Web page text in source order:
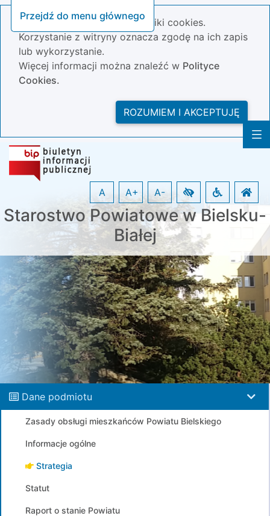
Przejdź do menu głównego
Nasza strona wykorzystuje pliki cookies.
Korzystanie z witryny oznacza zgodę na ich zapis
lub wykorzystanie.
Więcej informacji można znaleźć w Polityce
Cookies.
ROZUMIEM I AKCEPTUJĘ
Starostwo Powiatowe w Bielsku-
Białej
A A+ A-
Dane podmiotu
Zasady obsługi mieszkańców Powiatu Bielskiego
Informacje ogólne
Strategia
Statut
Raport o stanie Powiatu